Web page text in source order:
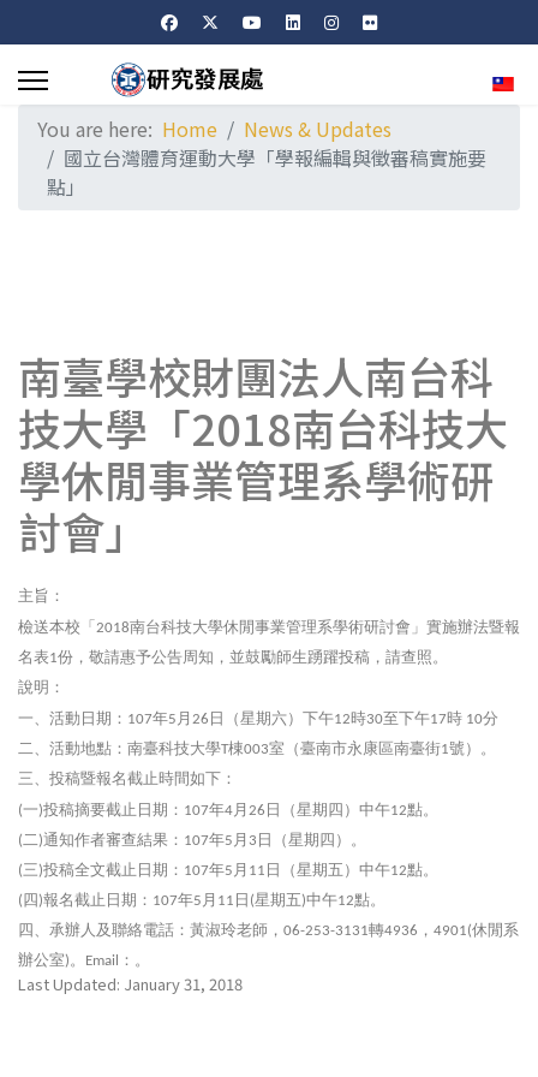
You are here: Home
News & Updates
國立台灣體育運動大學「學報編輯與徵審稿實施要
點」
南臺學校財團法人南台科
技大學「2018南台科技大
學休閒事業管理系學術研
討會」
主旨：
檢送本校「 2018南台科技大學休閒事業管理系學術研討會」實施辦法暨報
名表1份，敬請惠予公告周知，並鼓勵師生踴躍投稿，請查照。
說明：
一、活動日期： 107年5 月 26 日（星期六）下午12時30至下午17時 10分
二、活動地點：南臺科技大學T棟003室（臺南市永康區南臺街1號）。
三、投稿暨報名截止時間如下：
(一)投稿摘要截止日期： 107年4月 26 日（星期四）中午12點。
(二)通知作者審查結果： 107年5 月 3 日（星期四）。
(三)投稿全文截止日期： 107年5 月 11 日（星期五）中午12點。
( 四)報名截止日期： 107年5 月 11 日 (星期五)中午12點。
四、承辦人及聯絡電話：黃淑玲老師， 06-253-3131轉4936 ， 4901(休閒系
辦公室)。 Email ： 。
Last Updated: January 31, 2018